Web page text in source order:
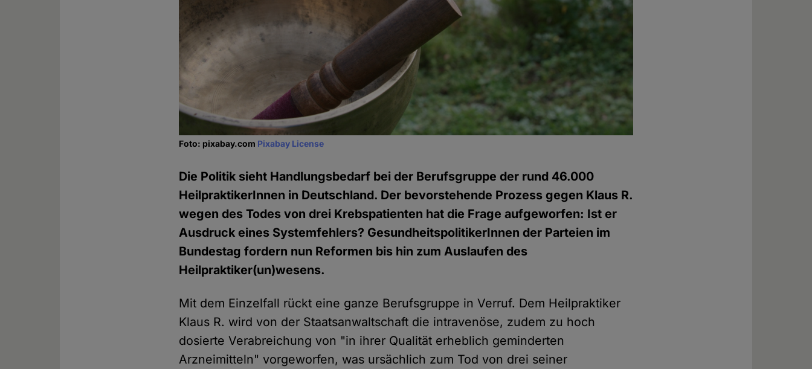
Foto: pixabay.com Pixabay License
Die Politik sieht Handlungsbedarf bei der Berufsgruppe der rund 46.000
HeilpraktikerInnen in Deutschland. Der bevorstehende Prozess gegen Klaus R.
wegen des Todes von drei Krebspatienten hat die Frage aufgeworfen: Ist er
Ausdruck eines Systemfehlers? GesundheitspolitikerInnen der Parteien im
Bundestag fordern nun Reformen bis hin zum Auslaufen des
Heilpraktiker(un)wesens.
Mit dem Einzelfall rückt eine ganze Berufsgruppe in Verruf. Dem Heilpraktiker
Klaus R. wird von der Staatsanwaltschaft die intravenöse, zudem zu hoch
dosierte Verabreichung von "in ihrer Qualität erheblich geminderten
Arzneimitteln" vorgeworfen, was ursächlich zum Tod von drei seiner